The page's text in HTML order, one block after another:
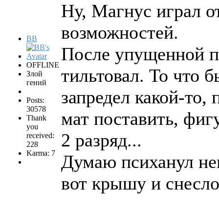
BB
OFFLINE
Злой
гений
Posts:
30578
Thank
you
received:
228
Karma: 7
Ну, Магнус играл
возможностей.
После упущенной
тильтовал. То что
запредел какой-
мат поставить,
2 разряд...
Думаю психанул
вот крышу и